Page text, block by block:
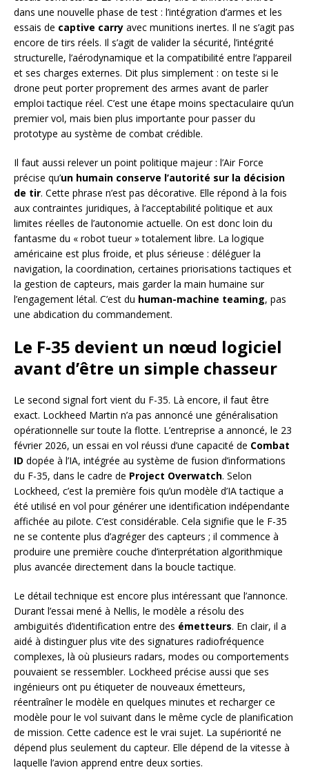
dans une nouvelle phase de test : l’intégration d’armes et les
essais de captive carry avec munitions inertes. Il ne s’agit pas
encore de tirs réels. Il s’agit de valider la sécurité, l’intégrité
structurelle, l’aérodynamique et la compatibilité entre l’appareil
et ses charges externes. Dit plus simplement : on teste si le
drone peut porter proprement des armes avant de parler
emploi tactique réel. C’est une étape moins spectaculaire qu’un
premier vol, mais bien plus importante pour passer du
prototype au système de combat crédible.
Il faut aussi relever un point politique majeur : l’Air Force
précise qu’un humain conserve l’autorité sur la décision
de tir. Cette phrase n’est pas décorative. Elle répond à la fois
aux contraintes juridiques, à l’acceptabilité politique et aux
limites réelles de l’autonomie actuelle. On est donc loin du
fantasme du « robot tueur » totalement libre. La logique
américaine est plus froide, et plus sérieuse : déléguer la
navigation, la coordination, certaines priorisations tactiques et
la gestion de capteurs, mais garder la main humaine sur
l’engagement létal. C’est du human-machine teaming, pas
une abdication du commandement.
Le F-35 devient un nœud logiciel
avant d’être un simple chasseur
Le second signal fort vient du F-35. Là encore, il faut être
exact. Lockheed Martin n’a pas annoncé une généralisation
opérationnelle sur toute la flotte. L’entreprise a annoncé, le 23
février 2026, un essai en vol réussi d’une capacité de Combat
ID dopée à l’IA, intégrée au système de fusion d’informations
du F-35, dans le cadre de Project Overwatch. Selon
Lockheed, c’est la première fois qu’un modèle d’IA tactique a
été utilisé en vol pour générer une identification indépendante
affichée au pilote. C’est considérable. Cela signifie que le F-35
ne se contente plus d’agréger des capteurs ; il commence à
produire une première couche d’interprétation algorithmique
plus avancée directement dans la boucle tactique.
Le détail technique est encore plus intéressant que l’annonce.
Durant l’essai mené à Nellis, le modèle a résolu des
ambiguïtés d’identification entre des émetteurs. En clair, il a
aidé à distinguer plus vite des signatures radiofréquence
complexes, là où plusieurs radars, modes ou comportements
pouvaient se ressembler. Lockheed précise aussi que ses
ingénieurs ont pu étiqueter de nouveaux émetteurs,
réentraîner le modèle en quelques minutes et recharger ce
modèle pour le vol suivant dans le même cycle de planification
de mission. Cette cadence est le vrai sujet. La supériorité ne
dépend plus seulement du capteur. Elle dépend de la vitesse à
laquelle l’avion apprend entre deux sorties.